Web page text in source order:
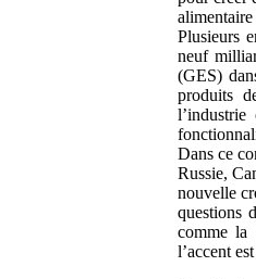
Plusieurs
neuf
(GES)
produits
Dans ce
Russie,
nouvelle
questions
comme la
l’accent